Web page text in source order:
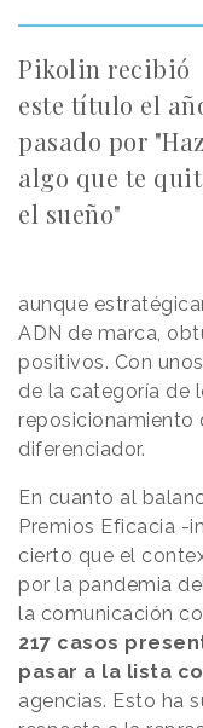
Pikolin recibió
este título el
pasado por "Haz
algo que te
el sueño"
aunque
ADN de marca,
positivos. Con
de la categoría de
reposicionamiento
diferenciador.
En cuanto al
Premios Eficacia -
cierto que el
por la pandemia
la comunicación
217 casos
pasar a la lista
agencias. Esto ha